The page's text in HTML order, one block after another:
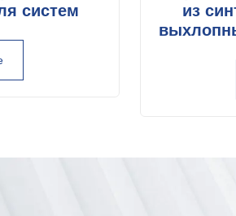
систем
из